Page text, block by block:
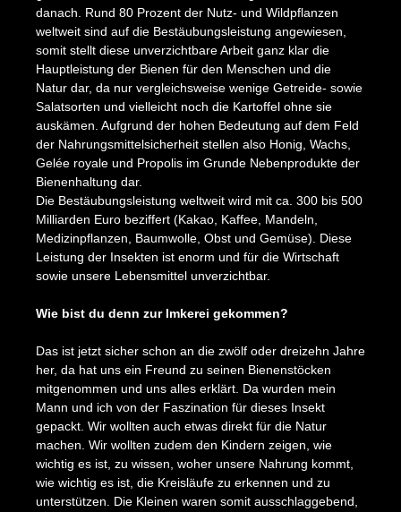
danach. Rund 80 Prozent der Nutz- und Wildpflanzen
weltweit sind auf die Bestäubungsleistung angewiesen,
somit stellt diese unverzichtbare Arbeit ganz klar die
Hauptleistung der Bienen für den Menschen und die
Natur dar, da nur vergleichsweise wenige Getreide- sowie
Salatsorten und vielleicht noch die Kartoffel ohne sie
auskämen. Aufgrund der hohen Bedeutung auf dem Feld
der Nahrungsmittelsicherheit stellen also Honig, Wachs,
Gelée royale und Propolis im Grunde Nebenprodukte der
Bienenhaltung dar.
Die Bestäubungsleistung weltweit wird mit ca. 300 bis 500
Milliarden Euro beziffert (Kakao, Kaffee, Mandeln,
Medizinpflanzen, Baumwolle, Obst und Gemüse). Diese
Leistung der Insekten ist enorm und für die Wirtschaft
sowie unsere Lebensmittel unverzichtbar.
Wie bist du denn zur Imkerei gekommen?
Das ist jetzt sicher schon an die zwölf oder dreizehn Jahre
her, da hat uns ein Freund zu seinen Bienenstöcken
mitgenommen und uns alles erklärt. Da wurden mein
Mann und ich von der Faszination für dieses Insekt
gepackt. Wir wollten auch etwas direkt für die Natur
machen. Wir wollten zudem den Kindern zeigen, wie
wichtig es ist, zu wissen, woher unsere Nahrung kommt,
wie wichtig es ist, die Kreisläufe zu erkennen und zu
unterstützen. Die Kleinen waren somit ausschlaggebend,